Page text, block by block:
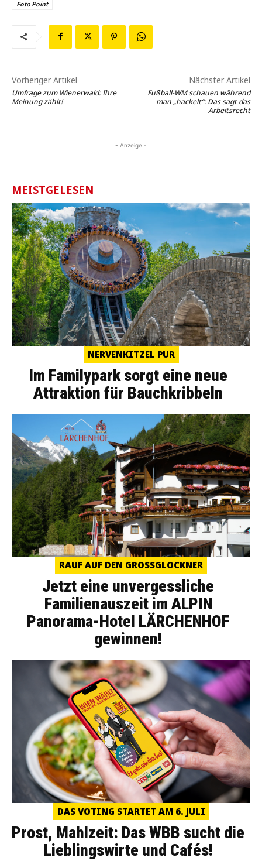
Foto Point
Vorheriger Artikel
Umfrage zum Wienerwald: Ihre
Meinung zählt!
Nächster Artikel
Fußball-WM schauen während
man „hackelt“: Das sagt das
Arbeitsrecht
- Anzeige -
MEISTGELESEN
NERVENKITZEL PUR
Im Familypark sorgt eine neue
Attraktion für Bauchkribbeln
RAUF AUF DEN GROSSGLOCKNER
Jetzt eine unvergessliche
Familienauszeit im ALPIN
Panorama-Hotel LÄRCHENHOF
gewinnen!
DAS VOTING STARTET AM 6. JULI
Prost, Mahlzeit: Das WBB sucht die
Lieblingswirte und Cafés!